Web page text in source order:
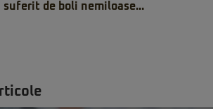
suferit de boli nemiloase...